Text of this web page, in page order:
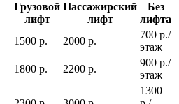
Грузовой
лифт
Пассажирский
лифт
Без
лифта
1500 р. 2000 р.
700 р./
этаж
1800 р. 2200 р.
900 р./
этаж
1300